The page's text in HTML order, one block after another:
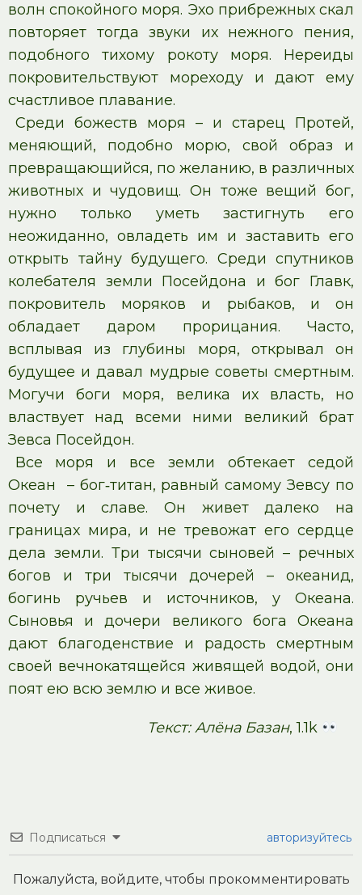
волн спокойного моря. Эхо прибрежных скал
повторяет тогда звуки их нежного пения,
подобного тихому рокоту моря. Нереиды
покровительствуют мореходу и дают ему
счастливое плавание.
Среди божеств моря – и старец Протей,
меняющий, подобно морю, свой образ и
превращающийся, по желанию, в различных
животных и чудовищ. Он тоже вещий бог,
нужно только уметь застигнуть его
неожиданно, овладеть им и заставить его
открыть тайну будущего. Среди спутников
колебателя земли Посейдона и бог Главк,
покровитель моряков и рыбаков, и он
обладает даром прорицания. Часто,
всплывая из глубины моря, открывал он
будущее и давал мудрые советы смертным.
Могучи боги моря, велика их власть, но
властвует над всеми ними великий брат
Зевса Посейдон.
Все моря и все земли обтекает седой
Океан – бог‑титан, равный самому Зевсу по
почету и славе. Он живет далеко на
границах мира, и не тревожат его сердце
дела земли. Три тысячи сыновей – речных
богов и три тысячи дочерей – океанид,
богинь ручьев и источников, у Океана.
Сыновья и дочери великого бога Океана
дают благоденствие и радость смертным
своей вечнокатящейся живящей водой, они
поят ею всю землю и все живое.
Текст: Алёна Базан, 1.1k
Подписаться авторизуйтесь
Пожалуйста, войдите, чтобы прокомментировать